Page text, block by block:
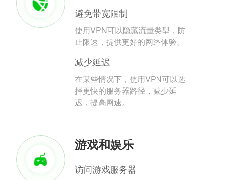
避免带宽限制
使用VPN可以隐藏流量类型，防
止限速，提供更好的网络体验。
减少延迟
在某些情况下，使用VPN可以选
择更快的服务器路径，减少延
迟，提高网速。
游戏和娱乐
访问游戏服务器